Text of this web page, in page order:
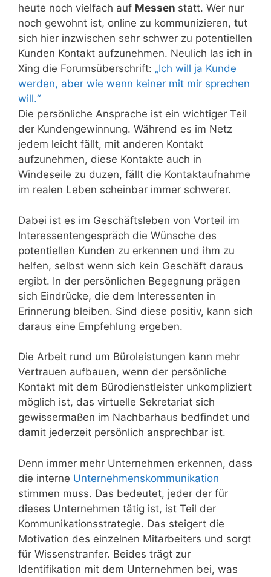
heute noch vielfach auf Messen statt. Wer nur
noch gewohnt ist, online zu kommunizieren, tut
sich hier inzwischen sehr schwer zu potentiellen
Kunden Kontakt aufzunehmen. Neulich las ich in
Xing die Forumsüberschrift: „Ich will ja Kunde
werden, aber wie wenn keiner mit mir sprechen
will.“
Die persönliche Ansprache ist ein wichtiger Teil
der Kundengewinnung. Während es im Netz
jedem leicht fällt, mit anderen Kontakt
aufzunehmen, diese Kontakte auch in
Windeseile zu duzen, fällt die Kontaktaufnahme
im realen Leben scheinbar immer schwerer.
Dabei ist es im Geschäftsleben von Vorteil im
Interessentengespräch die Wünsche des
potentiellen Kunden zu erkennen und ihm zu
helfen, selbst wenn sich kein Geschäft daraus
ergibt. In der persönlichen Begegnung prägen
sich Eindrücke, die dem Interessenten in
Erinnerung bleiben. Sind diese positiv, kann sich
daraus eine Empfehlung ergeben.
Die Arbeit rund um Büroleistungen kann mehr
Vertrauen aufbauen, wenn der persönliche
Kontakt mit dem Bürodienstleister unkompliziert
möglich ist, das virtuelle Sekretariat sich
gewissermaßen im Nachbarhaus bedfindet und
damit jederzeit persönlich ansprechbar ist.
Denn immer mehr Unternehmen erkennen, dass
die interne Unternehmenskommunikation
stimmen muss. Das bedeutet, jeder der für
dieses Unternehmen tätig ist, ist Teil der
Kommunikationsstrategie. Das steigert die
Motivation des einzelnen Mitarbeiters und sorgt
für Wissenstranfer. Beides trägt zur
Identifikation mit dem Unternehmen bei, was